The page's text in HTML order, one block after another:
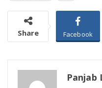
Share Facebook
Panjab